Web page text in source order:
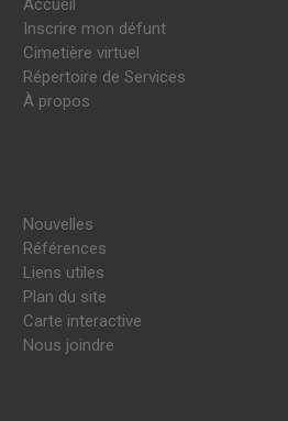
Accueil
Inscrire mon défunt
Cimetière virtuel
Répertoire de Services
À propos
Nouvelles
Références
Liens utiles
Plan du site
Carte interactive
Nous joindre